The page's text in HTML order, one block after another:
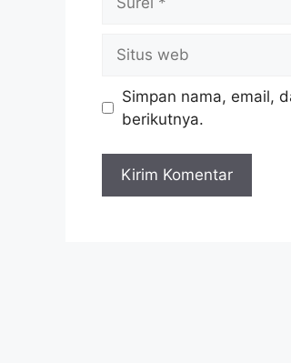
web
Simpan nama, email,
berikutnya.